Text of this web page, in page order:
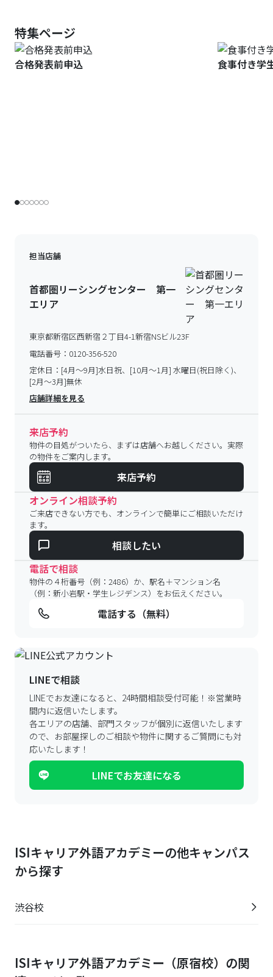
特集ページ
合格発表前申込 食事付き学
担当店舗
首都圏リーシングセンター 第一
エリア
東京都新宿区西新宿２丁目4-1新宿NSビル23F
電話番号： 0120-356-520
定休日： [4月～9月]水日祝、[10月～1月] 水曜日(祝日除く)、
[2月～3月]無休
店舗詳細を見る
来店予約
物件の目処がついたら、まずは店舗へお越しください。実際
の物件をご案内します。
来店予約
オンライン相談予約
ご来店できない方でも、オンラインで簡単にご相談いただけ
ます。
相談したい
電話で相談
物件の４桁番号（例：2486）か、駅名＋マンション名
（例：新小岩駅・学生レジデンス）をお伝えください。
電話する（無料）
LINEで相談
LINEでお友達になると、24時間相談受付可能！ ※営業時
間内に返信いたします。
各エリアの店舗、部門スタッフが個別に返信いたします
ので、 お部屋探しのご相談や物件に関するご質問にも対
応いたします！
LINEでお友達になる
ISIキャリア外語アカデミーの他キャンパス
から探す
渋谷校
ISIキャリア外語アカデミー（原宿校）の関